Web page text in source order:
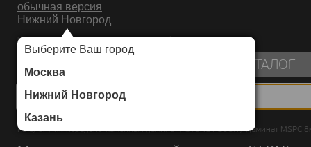
обычная версия
Нижний Новгород
Выберите Ваш город
Москва
Нижний Новгород
Казань
ИНТЕРНЕТ-МАГАЗИН НАПОЛЬНЫХ ПОКРЫТИЙ
КАТАЛОГ
Каталог/Минерально-каменный ламинат/STONE FLOOR/Ламинат MSPC